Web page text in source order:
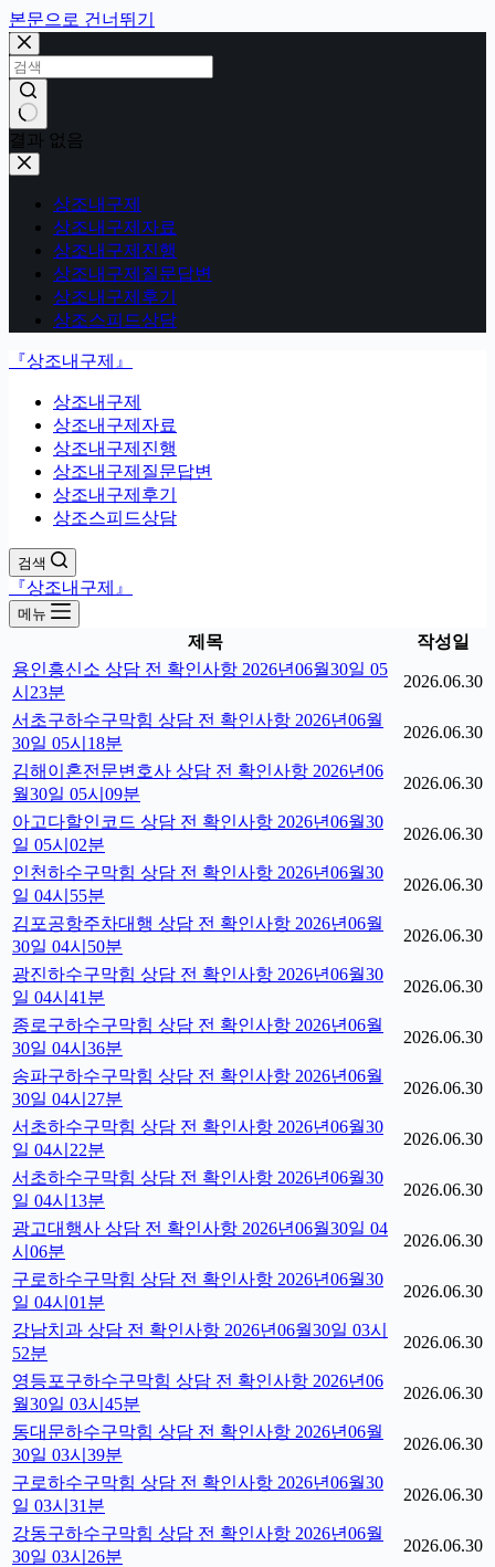
본문으로 건너뛰기
결과 없음
상조내구제
상조내구제자료
상조내구제진행
상조내구제질문답변
상조내구제후기
상조스피드상담
『상조내구제』
상조내구제
상조내구제자료
상조내구제진행
상조내구제질문답변
상조내구제후기
상조스피드상담
검색
『상조내구제』
메뉴
제목
작성일
용인흥신소 상담 전 확인사항 2026년06월30일 05
시23분
2026.06.30
서초구하수구막힘 상담 전 확인사항 2026년06월
30일 05시18분
2026.06.30
김해이혼전문변호사 상담 전 확인사항 2026년06
월30일 05시09분
2026.06.30
아고다할인코드 상담 전 확인사항 2026년06월30
일 05시02분
2026.06.30
인천하수구막힘 상담 전 확인사항 2026년06월30
일 04시55분
2026.06.30
김포공항주차대행 상담 전 확인사항 2026년06월
30일 04시50분
2026.06.30
광진하수구막힘 상담 전 확인사항 2026년06월30
일 04시41분
2026.06.30
종로구하수구막힘 상담 전 확인사항 2026년06월
30일 04시36분
2026.06.30
송파구하수구막힘 상담 전 확인사항 2026년06월
30일 04시27분
2026.06.30
서초하수구막힘 상담 전 확인사항 2026년06월30
일 04시22분
2026.06.30
서초하수구막힘 상담 전 확인사항 2026년06월30
일 04시13분
2026.06.30
광고대행사 상담 전 확인사항 2026년06월30일 04
시06분
2026.06.30
구로하수구막힘 상담 전 확인사항 2026년06월30
일 04시01분
2026.06.30
강남치과 상담 전 확인사항 2026년06월30일 03시
52분
2026.06.30
영등포구하수구막힘 상담 전 확인사항 2026년06
월30일 03시45분
2026.06.30
동대문하수구막힘 상담 전 확인사항 2026년06월
30일 03시39분
2026.06.30
구로하수구막힘 상담 전 확인사항 2026년06월30
일 03시31분
2026.06.30
강동구하수구막힘 상담 전 확인사항 2026년06월
30일 03시26분
2026.06.30